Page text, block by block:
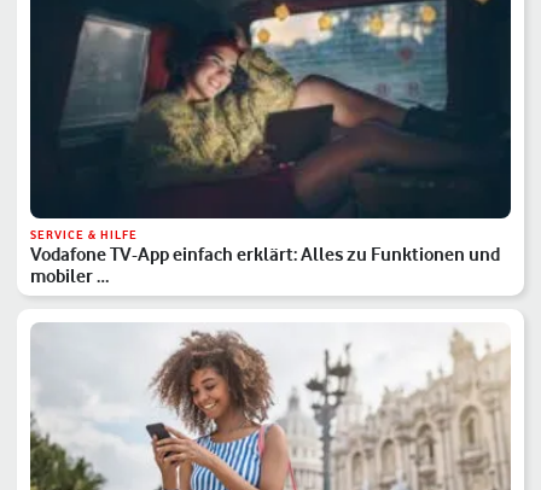
SERVICE & HILFE
Vodafone TV-App einfach erklärt: Alles zu Funktionen und
mobiler …